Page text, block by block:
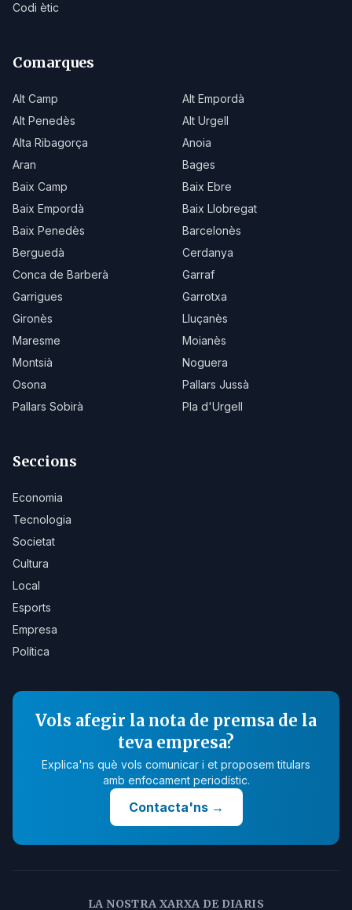
Codi ètic
Comarques
Alt Camp
Alt Empordà
Alt Penedès
Alt Urgell
Alta Ribagorça
Anoia
Aran
Bages
Baix Camp
Baix Ebre
Baix Empordà
Baix Llobregat
Baix Penedès
Barcelonès
Berguedà
Cerdanya
Conca de Barberà
Garraf
Garrigues
Garrotxa
Gironès
Lluçanès
Maresme
Moianès
Montsià
Noguera
Osona
Pallars Jussà
Pallars Sobirà
Pla d'Urgell
Seccions
Economia
Tecnologia
Societat
Cultura
Local
Esports
Empresa
Política
Vols afegir la nota de premsa de la
teva empresa?
Explica'ns què vols comunicar i et proposem titulars
amb enfocament periodístic.
Contacta'ns→
LA NOSTRA XARXA DE DIARIS